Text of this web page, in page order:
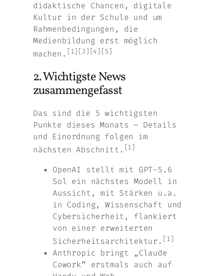
didaktische Chancen, digitale
Kultur in der Schule und um
Rahmenbedingungen, die
Medienbildung erst möglich
machen. [1][3][4][5]
2. Wichtigste News
zusammengefasst
Das sind die 5 wichtigsten
Punkte dieses Monats – Details
und Einordnung folgen im
nächsten Abschnitt. [1]
OpenAI stellt mit GPT-5.6
Sol ein nächstes Modell in
Aussicht, mit Stärken u.a.
in Coding, Wissenschaft und
Cybersicherheit, flankiert
von einer erweiterten
Sicherheitsarchitektur. [1]
Anthropic bringt „Claude
Cowork“ erstmals auch auf